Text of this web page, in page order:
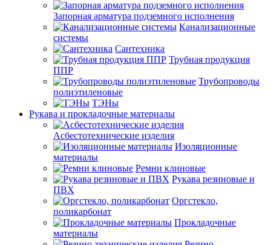
Запорная арматура подземного исполнения
Канализационные
системы
Сантехника
Трубная продукция
ППР
Трубопроводы
полиэтиленовые
ТЭНы
Рукава и прокладочные материалы
Асбестотехнические изделия
Изоляционные
материалы
Ремни клиновые
Рукава резиновые и
ПВХ
Оргстекло,
поликарбонат
Прокладочные
материалы